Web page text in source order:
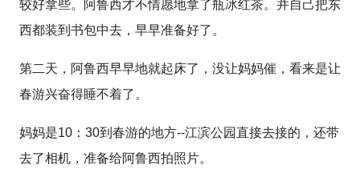
较好拿些。阿鲁西才不情愿地拿了瓶冰红茶。并自己把东
西都装到书包中去，早早准备好了。
第二天，阿鲁西早早地就起床了，没让妈妈催，看来是让
春游兴奋得睡不着了。
妈妈是10：30到春游的地方--江滨公园直接去接的，还带
去了相机，准备给阿鲁西拍照片。